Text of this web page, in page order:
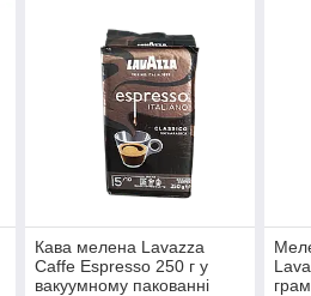
Кава мелена Lavazza
Caffe Espresso 250 г у
вакуумному пакованні